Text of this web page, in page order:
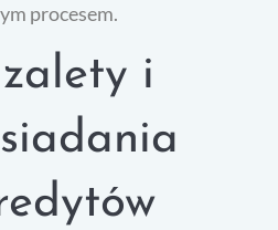
procesem.
i